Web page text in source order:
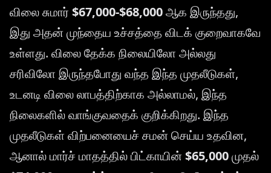
விலை சுமார் $67,000-$68,000ஆக இருந்தது,
இது அதன் முந்தைய உச்சத்தை விடக் குறைவாகவே
உள்ளது. விலை தேக்க நிலையிலோ அல்லது
சரிவிலோ இருந்தபோது வந்த இந்த முதலீடுகள்,
உடனடி விலை லாபத்திற்காக அல்லாமல், இந்த
நிலைகளில் வாங்குவதைக் குறிக்கிறது. இந்த
முதலீடுகள் விற்பனையைச் சமன் செய்ய உதவின,
ஆனால் மார்ச் மாதத்தில் பிட்காயின்$65,000முதல்